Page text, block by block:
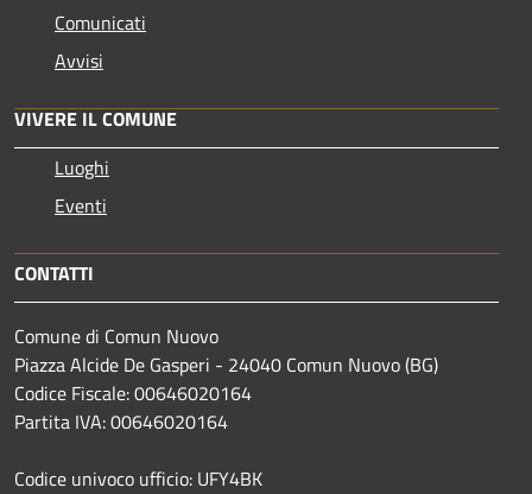
Comunicati
Avvisi
VIVERE IL COMUNE
Luoghi
Eventi
CONTATTI
Comune di Comun Nuovo
Piazza Alcide De Gasperi - 24040 Comun Nuovo (BG)
Codice Fiscale: 00646020164
Partita IVA: 00646020164
Codice univoco ufficio: UFY4BK